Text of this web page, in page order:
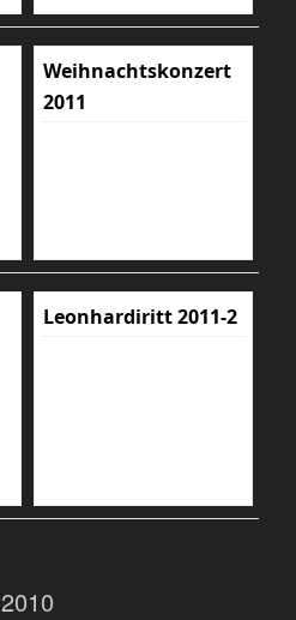
Weihnachtskonzert
2011
Leonhardiritt 2011-2
2010